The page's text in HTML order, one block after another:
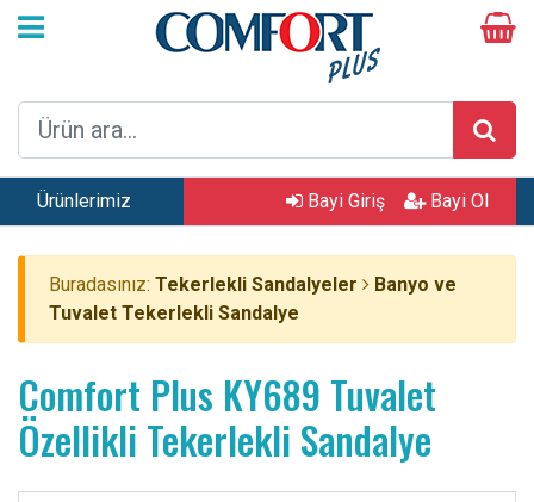
Ürünlerimiz Bayi Giriş Bayi Ol
Buradasınız: Tekerlekli Sandalyeler
Banyo ve
Tuvalet Tekerlekli Sandalye
Comfort Plus KY689 Tuvalet
Özellikli Tekerlekli Sandalye